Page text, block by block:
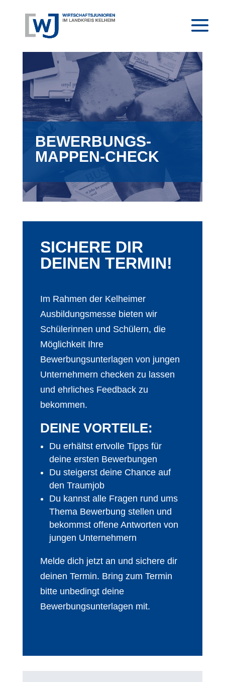
BEWERBUNGS­
MAPPEN-CHECK
SICHERE DIR
DEINEN TERMIN!
Im Rahmen der Kelheimer
Ausbildungsmesse bieten wir
Schülerinnen und Schülern, die
Möglichkeit Ihre
Bewerbungsunterlagen von jungen
Unternehmern checken zu lassen
und ehrliches Feedback zu
bekommen.
DEINE VORTEILE:
Du erhältst ertvolle Tipps für
deine ersten Bewerbungen
Du steigerst deine Chance auf
den Traumjob
Du kannst alle Fragen rund ums
Thema Bewerbung stellen und
bekommst offene Antworten von
jungen Unternehmern
Melde dich jetzt an und sichere dir
deinen Termin. Bring zum Termin
bitte unbedingt deine
Bewerbungsunterlagen mit.